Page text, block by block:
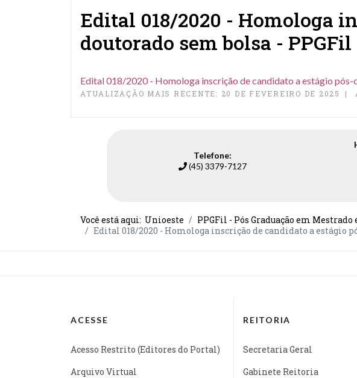
Edital 018/2020 - Homologa
doutorado sem bolsa - PPGFil
Edital 018/2020 - Homologa inscrição de candidato a estágio
ATUALIZAÇÃO MAIS RECENTE: 20 DE FEVEREIRO DE 2025
Telefone:
(45) 3379-7127
Você está aqui: Unioeste PPGFil - Pós Graduação em
Edital 018/2020 - Homologa inscrição de candidato a estágio
ACESSE
Acesso Restrito (Editores do Portal)
Arquivo Virtual
REITORIA
Secretaria Geral
Gabinete Reitoria